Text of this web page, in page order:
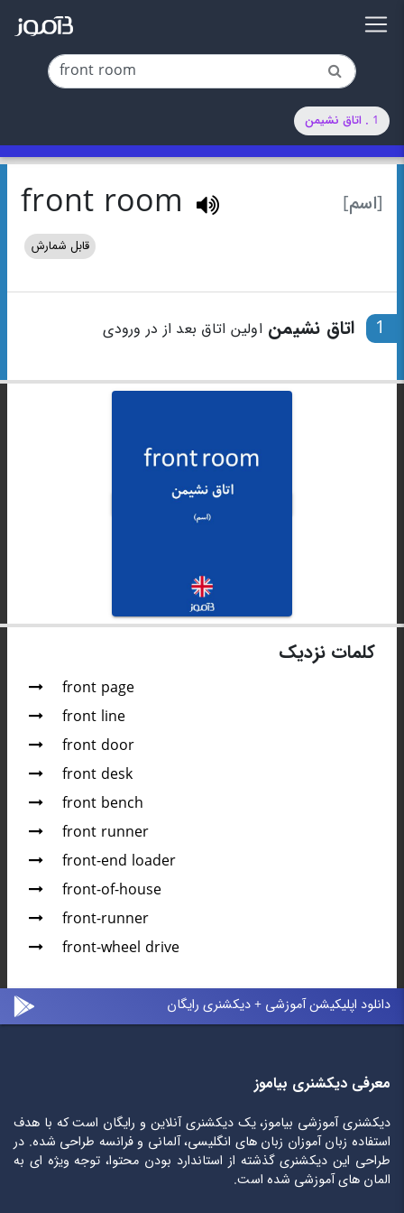
1 . اتاق نشیمن
[اسم] front room
قابل شمارش
1 اتاق نشیمن اولین اتاق بعد از در ورودی
کلمات نزدیک
front page
front line
front door
front desk
front bench
front runner
front-end loader
front-of-house
front-runner
front-wheel drive
دانلود اپلیکیشن آموزشی + دیکشنری رایگان
معرفی دیکشنری بیاموز
دیکشنری آموزشی بیاموز، یک دیکشنری آنلاین و رایگان است که با هدف
استفاده زبان آموزان زبان های انگلیسی، آلمانی و فرانسه طراحی شده. در
طراحی این دیکشنری گذشته از استاندارد بودن محتوا، توجه ویژه ای به
المان های آموزشی شده است.